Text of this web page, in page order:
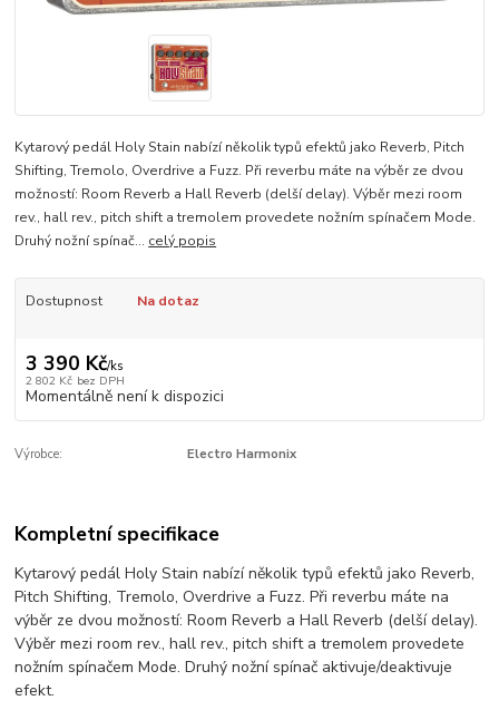
Kytarový pedál Holy Stain nabízí několik typů efektů jako Reverb, Pitch
Shifting, Tremolo, Overdrive a Fuzz. Při reverbu máte na výběr ze dvou
možností: Room Reverb a Hall Reverb (delší delay). Výběr mezi room
rev., hall rev., pitch shift a tremolem provedete nožním spínačem Mode.
Druhý nožní spínač... celý popis
Dostupnost Na dotaz
3 390 Kč/ks
2 802 Kč bez DPH
Momentálně není k dispozici
Výrobce: Electro Harmonix
Kompletní specifikace
Kytarový pedál Holy Stain nabízí několik typů efektů jako Reverb,
Pitch Shifting, Tremolo, Overdrive a Fuzz. Při reverbu máte na
výběr ze dvou možností: Room Reverb a Hall Reverb (delší delay).
Výběr mezi room rev., hall rev., pitch shift a tremolem provedete
nožním spínačem Mode. Druhý nožní spínač aktivuje/deaktivuje
efekt.